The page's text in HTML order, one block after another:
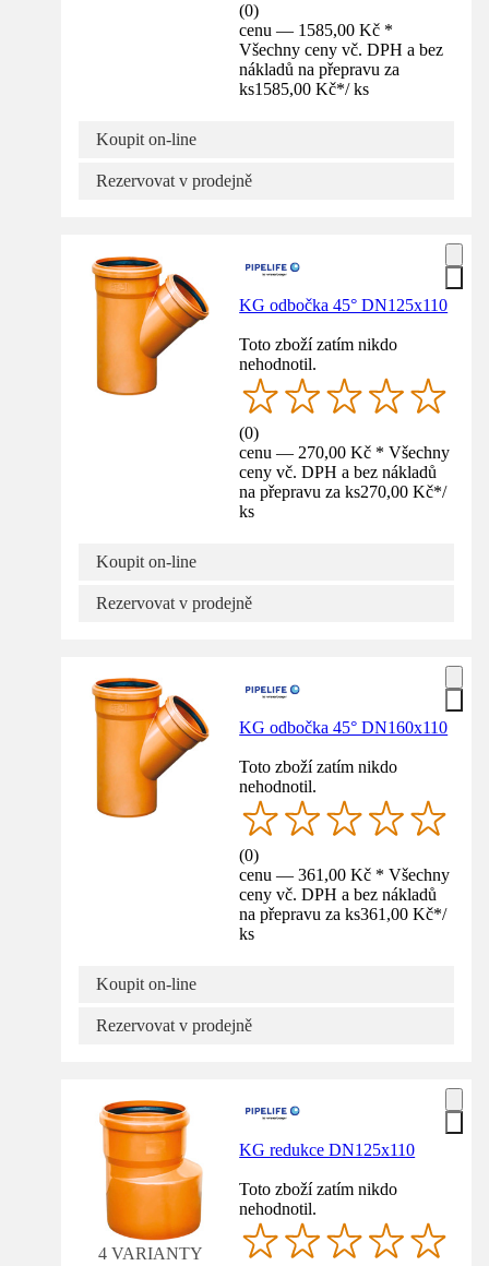
(0)
cenu — 1585,00 Kč *
Všechny ceny vč. DPH a bez
nákladů na přepravu za
ks1585,00 Kč*/ ks
Koupit on-line
Rezervovat v prodejně
KG odbočka 45° DN125x110
Toto zboží zatím nikdo
nehodnotil.
(0)
cenu — 270,00 Kč * Všechny
ceny vč. DPH a bez nákladů
na přepravu za ks270,00 Kč*/
ks
Koupit on-line
Rezervovat v prodejně
KG odbočka 45° DN160x110
Toto zboží zatím nikdo
nehodnotil.
(0)
cenu — 361,00 Kč * Všechny
ceny vč. DPH a bez nákladů
na přepravu za ks361,00 Kč*/
ks
Koupit on-line
Rezervovat v prodejně
4 VARIANTY
KG redukce DN125x110
Toto zboží zatím nikdo
nehodnotil.